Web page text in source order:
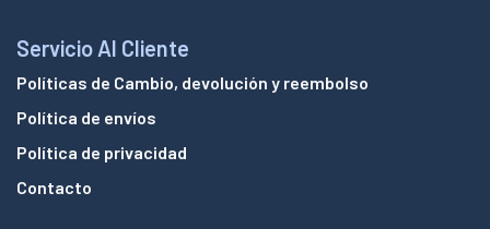
Servicio Al Cliente
Políticas de Cambio, devolución y reembolso
Política de envíos
Política de privacidad
Contacto